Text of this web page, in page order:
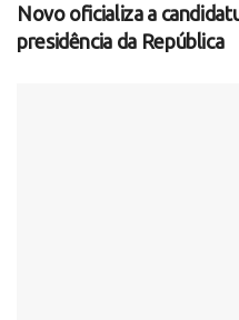
Novo oficializa a
presidência da República